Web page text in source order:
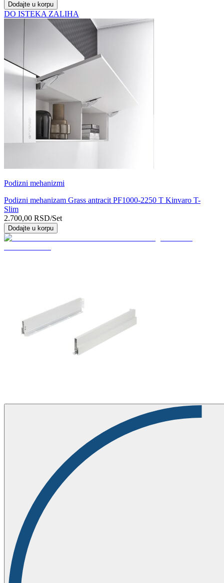
Dodajte u korpu
DO ISTEKA ZALIHA
Podizni mehanizmi
Podizni mehanizam Grass antracit PF1000-2250 T Kinvaro T-
Slim
2.700,00 RSD/Set
Dodajte u korpu